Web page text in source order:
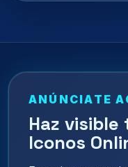
ANÚNCIATE
Haz
Iconos